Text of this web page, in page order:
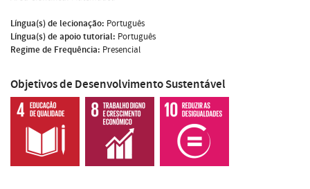
Língua(s) de lecionação: Português
Língua(s) de apoio tutorial: Português
Regime de Frequência: Presencial
Objetivos de Desenvolvimento Sustentável